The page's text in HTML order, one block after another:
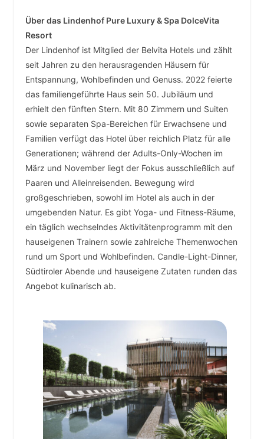
Über das Lindenhof Pure Luxury & Spa DolceVita
Resort
Der Lindenhof ist Mitglied der Belvita Hotels und zählt
seit Jahren zu den herausragenden Häusern für
Entspannung, Wohlbefinden und Genuss. 2022 feierte
das familiengeführte Haus sein 50. Jubiläum und
erhielt den fünften Stern. Mit 80 Zimmern und Suiten
sowie separaten Spa-Bereichen für Erwachsene und
Familien verfügt das Hotel über reichlich Platz für alle
Generationen; während der Adults-Only-Wochen im
März und November liegt der Fokus ausschließlich auf
Paaren und Alleinreisenden. Bewegung wird
großgeschrieben, sowohl im Hotel als auch in der
umgebenden Natur. Es gibt Yoga- und Fitness-Räume,
ein täglich wechselndes Aktivitätenprogramm mit den
hauseigenen Trainern sowie zahlreiche Themenwochen
rund um Sport und Wohlbefinden. Candle-Light-Dinner,
Südtiroler Abende und hauseigene Zutaten runden das
Angebot kulinarisch ab. ­